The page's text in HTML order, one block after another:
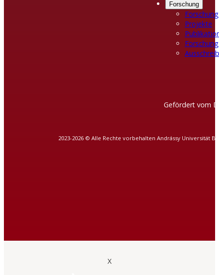
Forschung
Projekte
Gefördert vom
2023-2026 © Alle Rechte vorbehalten Andrássy Universität
X